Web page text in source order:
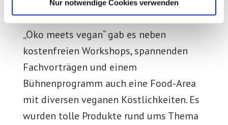
Nur notwendige Cookies verwenden
zu Gast in Hannover. Unter dem Motto
„Öko meets vegan“ gab es neben
kostenfreien Workshops, spannenden
Fachvorträgen und einem
Bühnenprogramm auch eine Food-Area
mit diversen veganen Köstlichkeiten. Es
wurden tolle Produkte rund ums Thema